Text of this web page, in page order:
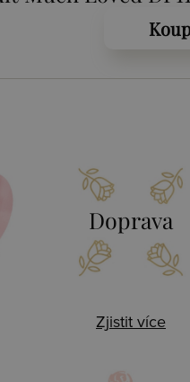
Doprava
Zjistit více